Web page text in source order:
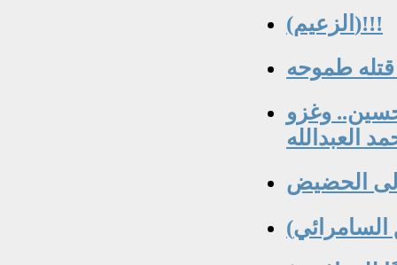
(الزعيم)!!!
وغزو
العبدالله
الحضيض